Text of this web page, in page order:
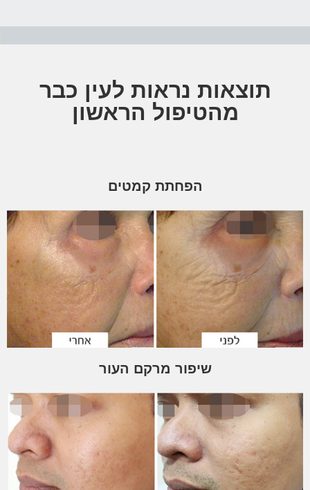
תוצאות נראות לעין כבר
מהטיפול הראשון
הפחתת קמטים
שיפור מרקם העור